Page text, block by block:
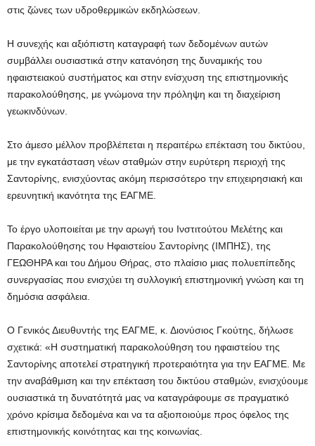
στις ζώνες των υδροθερμικών εκδηλώσεων.
Η συνεχής και αξιόπιστη καταγραφή των δεδομένων αυτών
συμβάλλει ουσιαστικά στην κατανόηση της δυναμικής του
ηφαιστειακού συστήματος και στην ενίσχυση της επιστημονικής
παρακολούθησης, με γνώμονα την πρόληψη και τη διαχείριση
γεωκινδύνων.
Στο άμεσο μέλλον προβλέπεται η περαιτέρω επέκταση του δικτύου,
με την εγκατάσταση νέων σταθμών στην ευρύτερη περιοχή της
Σαντορίνης, ενισχύοντας ακόμη περισσότερο την επιχειρησιακή και
ερευνητική ικανότητα της ΕΑΓΜΕ.
Το έργο υλοποιείται με την αρωγή του Ινστιτούτου Μελέτης και
Παρακολούθησης του Ηφαιστείου Σαντορίνης (ΙΜΠΗΣ), της
ΓΕΩΘΗΡΑ και του Δήμου Θήρας, στο πλαίσιο μιας πολυεπίπεδης
συνεργασίας που ενισχύει τη συλλογική επιστημονική γνώση και τη
δημόσια ασφάλεια.
Ο Γενικός Διευθυντής της ΕΑΓΜΕ, κ. Διονύσιος Γκούτης, δήλωσε
σχετικά: «Η συστηματική παρακολούθηση του ηφαιστείου της
Σαντορίνης αποτελεί στρατηγική προτεραιότητα για την ΕΑΓΜΕ. Με
την αναβάθμιση και την επέκταση του δικτύου σταθμών, ενισχύουμε
ουσιαστικά τη δυνατότητά μας να καταγράφουμε σε πραγματικό
χρόνο κρίσιμα δεδομένα και να τα αξιοποιούμε προς όφελος της
επιστημονικής κοινότητας και της κοινωνίας.